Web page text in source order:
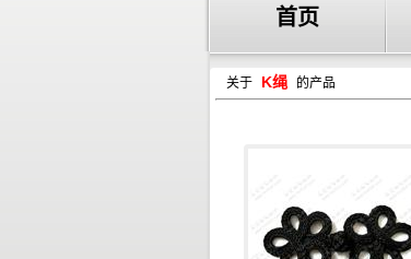
首页
关于 K绳 的产品